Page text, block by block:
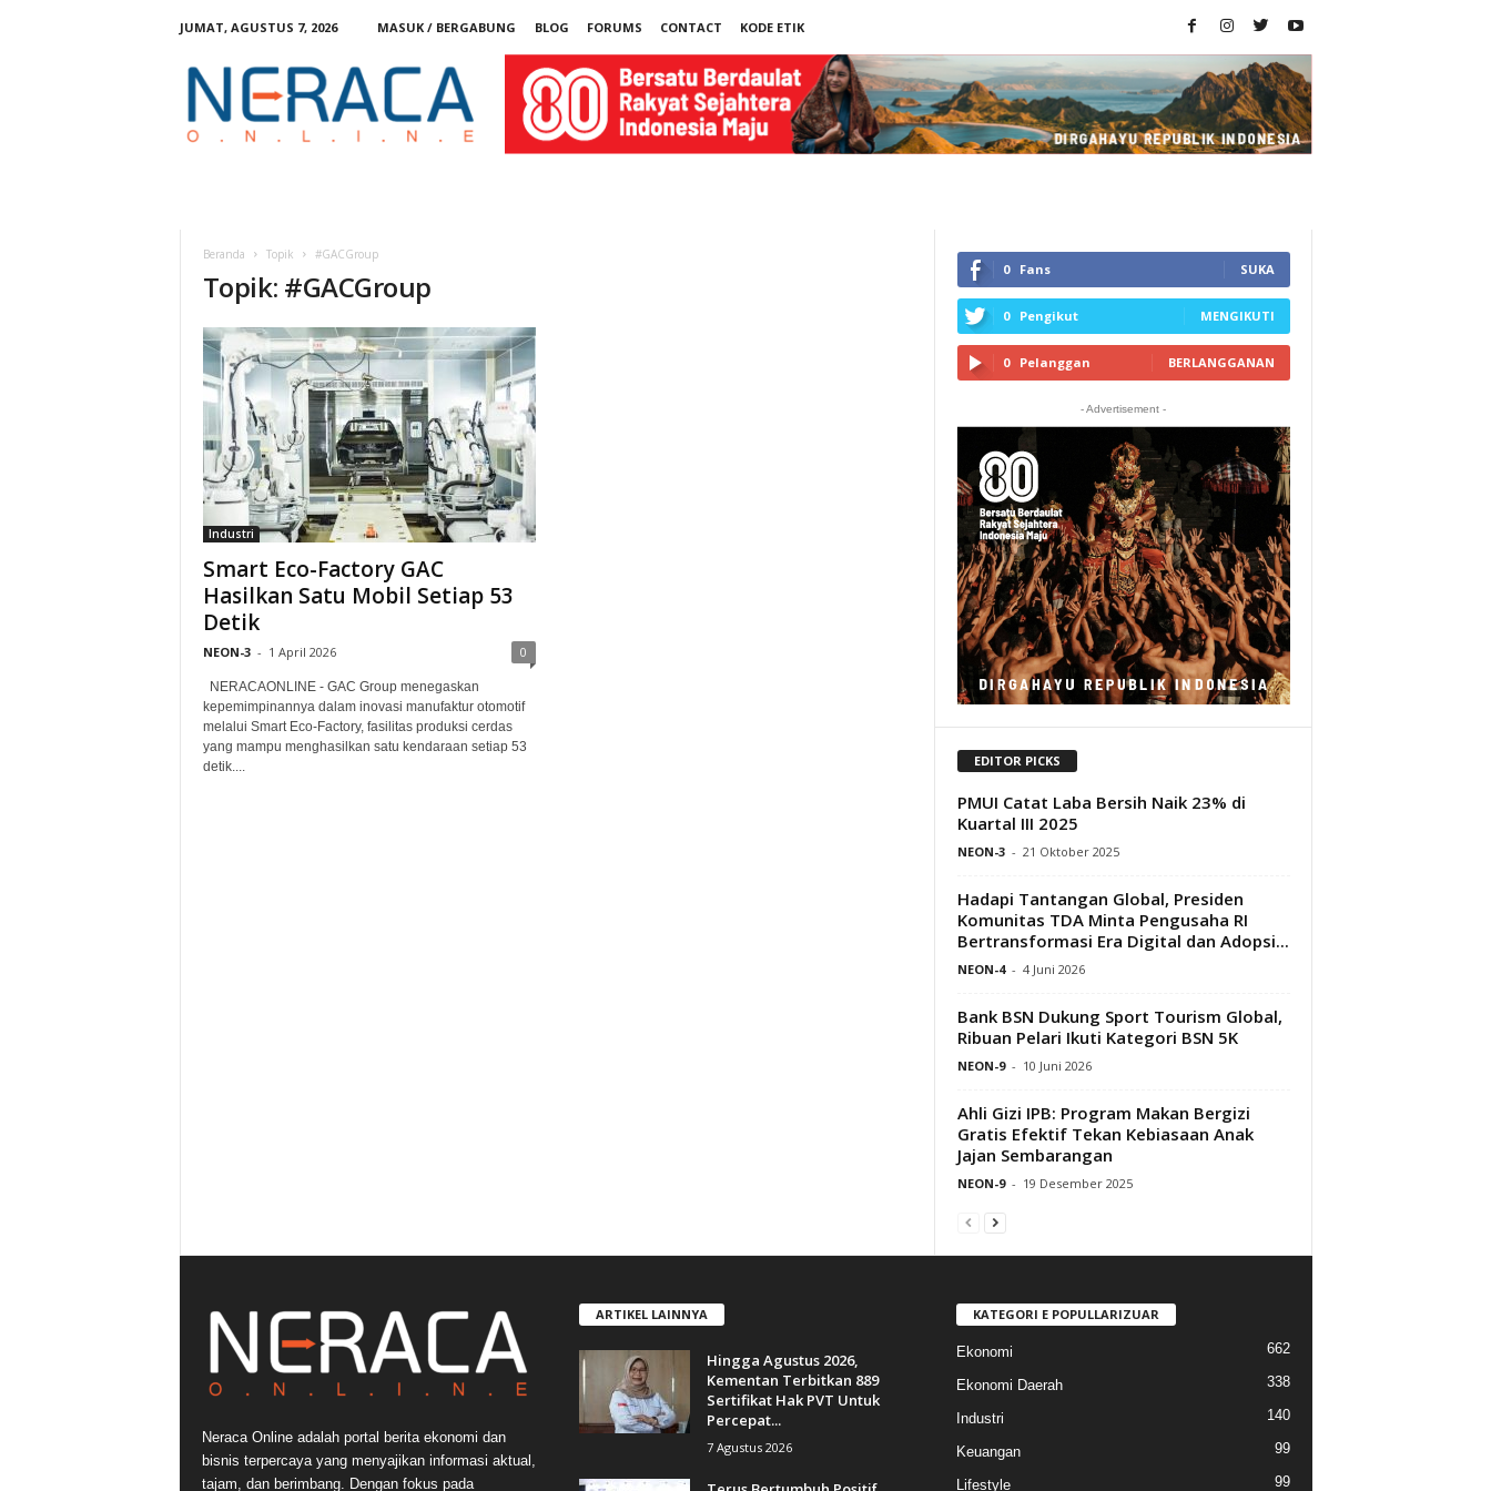
JUMAT, AGUSTUS 7, 2026 MASUK / BERGABUNG BLOG FORUMS CONTACT
KODE ETIK
Beranda Topik #GACGroup
Topik: #GACGroup
Industri
Smart Eco-Factory GAC
Hasilkan Satu Mobil Setiap 53
Detik
NEON-3 - 1 April 2026 0
NERACAONLINE - GAC Group menegaskan
kepemimpinannya dalam inovasi manufaktur otomotif
melalui Smart Eco-Factory, fasilitas produksi cerdas
yang mampu menghasilkan satu kendaraan setiap 53
detik....
0 Fans SUKA
0 Pengikut MENGIKUTI
0 Pelanggan BERLANGGANAN
- Advertisement -
EDITOR PICKS
PMUI Catat Laba Bersih Naik 23% di
Kuartal III 2025
NEON-3 - 21 Oktober 2025
Hadapi Tantangan Global, Presiden
Komunitas TDA Minta Pengusaha RI
Bertransformasi Era Digital dan Adopsi...
NEON-4 - 4 Juni 2026
Bank BSN Dukung Sport Tourism Global,
Ribuan Pelari Ikuti Kategori BSN 5K
NEON-9 - 10 Juni 2026
Ahli Gizi IPB: Program Makan Bergizi
Gratis Efektif Tekan Kebiasaan Anak
Jajan Sembarangan
NEON-9 - 19 Desember 2025
Neraca Online adalah portal berita ekonomi dan
bisnis terpercaya yang menyajikan informasi aktual,
tajam, dan berimbang. Dengan fokus pada
ARTIKEL LAINNYA
Hingga Agustus 2026,
Kementan Terbitkan 889
Sertifikat Hak PVT Untuk
Percepat...
7 Agustus 2026
KATEGORI E POPULLARIZUAR
Ekonomi 662
Ekonomi Daerah 338
Industri 140
Keuangan 99
Lifestyle 99